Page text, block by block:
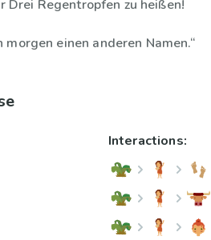
Drei Regentropfen zu heißen!
morgen einen anderen Namen.“
Interactions: